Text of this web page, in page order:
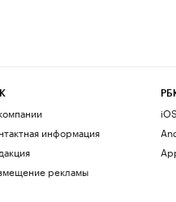
информация
рекламы
iOS